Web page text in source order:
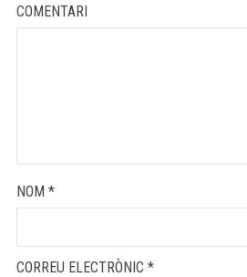
COMENTARI
NOM *
CORREU ELECTRÒNIC *